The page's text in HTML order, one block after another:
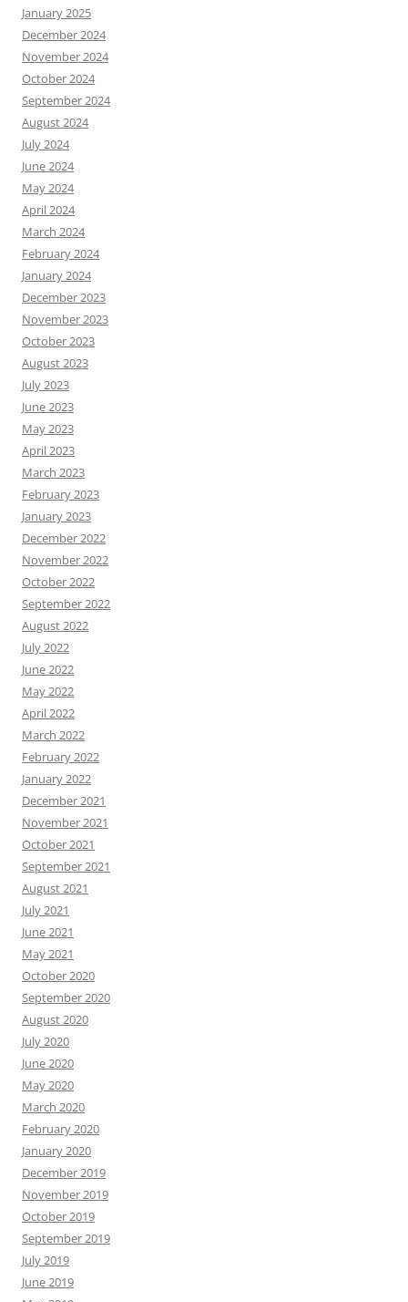
January 2025
December 2024
November 2024
October 2024
September 2024
August 2024
July 2024
June 2024
May 2024
April 2024
March 2024
February 2024
January 2024
December 2023
November 2023
October 2023
August 2023
July 2023
June 2023
May 2023
April 2023
March 2023
February 2023
January 2023
December 2022
November 2022
October 2022
September 2022
August 2022
July 2022
June 2022
May 2022
April 2022
March 2022
February 2022
January 2022
December 2021
November 2021
October 2021
September 2021
August 2021
July 2021
June 2021
May 2021
October 2020
September 2020
August 2020
July 2020
June 2020
May 2020
March 2020
February 2020
January 2020
December 2019
November 2019
October 2019
September 2019
July 2019
June 2019